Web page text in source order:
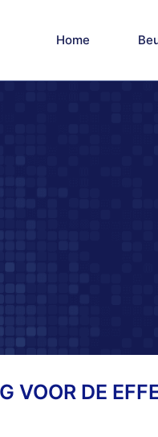
Home
VOOR DE